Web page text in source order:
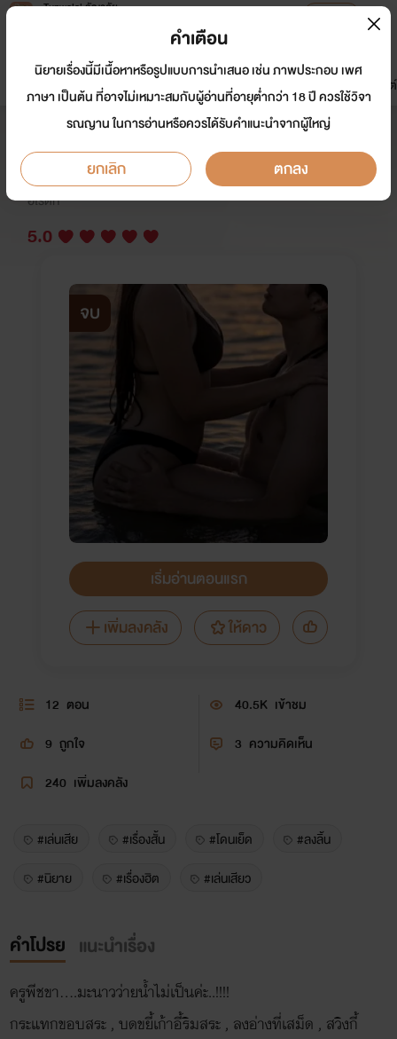
Tunwalai ธัญวลัย
หน้าแรก นิยาย อีบุ๊ก การ์ตูน
มาใหม่
ดรีมแชท ธัญลิสต์
สอนหนูว่ายน้ำที (Nc18+) มีอีบุ๊ค
นักเขียน: แมวชมจันทร์🌛
อีโรติก
5.0
จบ
เริ่มอ่านตอนแรก
เพิ่มลงคลัง
ให้ดาว
12 ตอน 40.5K เข้าชม
9 ถูกใจ 3 ความคิดเห็น
240 เพิ่มลงคลัง
#เล่นเสีย #เรื่องสั้น #โดนเย็ด
#ลงลิ้น
#นิยาย
#เรื่องฮิต #เล่นเสียว
คำโปรย แนะนำเรื่อง
ครูพีชขา....มะนาวว่ายน้ำไม่เป็นค่ะ..!!!!
กระแทกขอบสระ , บดขยี้เก้าอี้ริมสระ , ลงอ่างที่เสม็ด , สวิงกี้
คำเตือน
นิยายเรื่องนี้มีเนื้อหาหรือรูปแบบการนำเสนอ เช่น ภาพประกอบ เพศ
ภาษา เป็นต้น ที่อาจไม่เหมาะสมกับผู้อ่านที่อายุต่ำกว่า 18 ปี ควรใช้วิจา
รณญาน ในการอ่านหรือควรได้รับคำแนะนำจากผู้ใหญ่
ยกเลิก ตกลง